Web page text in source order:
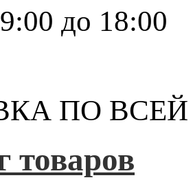
до 18:00
ПО
товаров